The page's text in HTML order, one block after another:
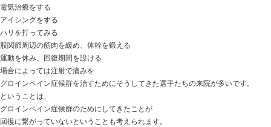
ときた整骨院
https://tokitaseikotsuin.com/ です。
11月17日（水） 出張により院は休診いたします。
確実に体毛が増えてるネコ達
小生のオデコと脳天に分けてほしい。。。（笑）
今日の話は
【グロインペイン症候群】運動選手の鼠径部の痛み長引